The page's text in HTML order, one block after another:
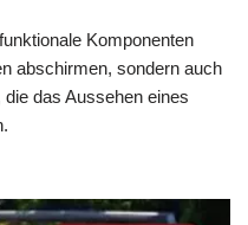
Komponenten
abschirmen, sondern auch
das Aussehen eines